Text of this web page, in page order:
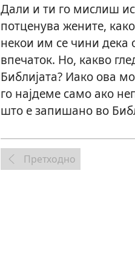
Дали и ти го мислиш
потценува жените,
некои им се чини дека
впечаток. Но, какво
Библијата? Иако ова
го најдеме само ако
што е запишано во
Претходно